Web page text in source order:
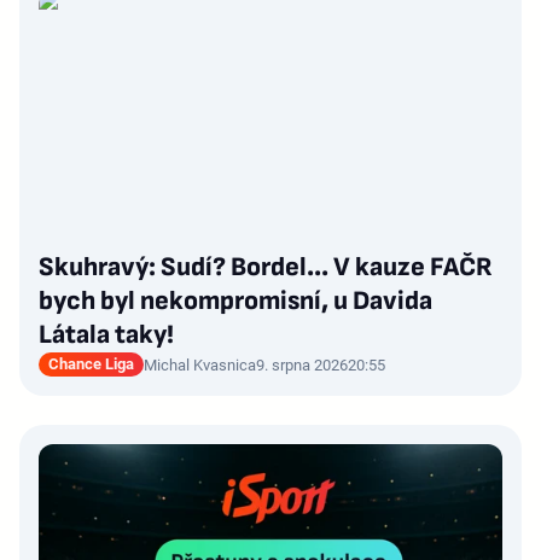
Skuhravý: Sudí? Bordel... V kauze FAČR
bych byl nekompromisní, u Davida
Látala taky!
Chance Liga Michal Kvasnica9. srpna 202620:55